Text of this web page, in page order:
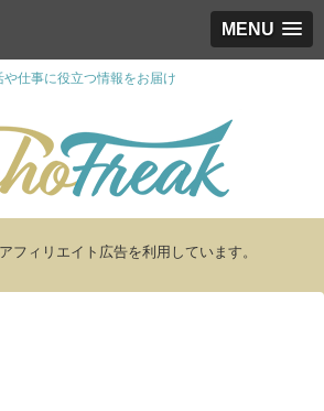
MENU
や仕事に役立つ情報をお届け
フィリエイト広告を利用しています。